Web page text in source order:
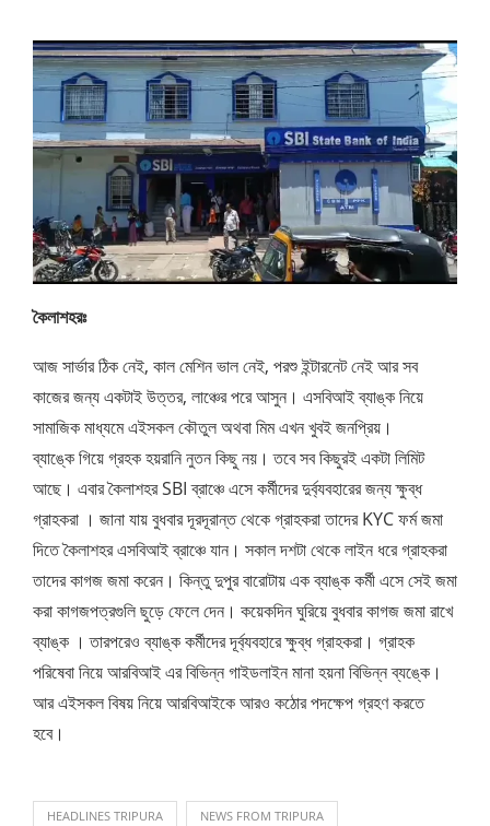
কৈলাশহরঃ
আজ সার্ভার ঠিক নেই, কাল মেশিন ভাল নেই, পরশু ইন্টারনেট নেই আর সব
কাজের জন্য একটাই উত্তর, লাঞ্চের পরে আসুন। এসবিআই ব্যাঙ্ক নিয়ে
সামাজিক মাধ্যমে এইসকল কৌতুল অথবা মিম এখন খুবই জনপ্রিয়।
ব্যাঙ্কে গিয়ে গ্রহক হয়রানি নুতন কিছু নয়। তবে সব কিছুরই একটা লিমিট
আছে। এবার কৈলাশহর SBI ব্রাঞ্চে এসে কর্মীদের দুর্ব্যবহারের জন্য ক্ষুব্ধ
গ্রাহকরা । জানা যায় বুধবার দূরদূরান্ত থেকে গ্রাহকরা তাদের KYC ফর্ম জমা
দিতে কৈলাশহর এসবিআই ব্রাঞ্চে যান। সকাল দশটা থেকে লাইন ধরে গ্রাহকরা
তাদের কাগজ জমা করেন। কিন্তু দুপুর বারোটায় এক ব্যাঙ্ক কর্মী এসে সেই জমা
করা কাগজপত্রগুলি ছুড়ে ফেলে দেন। কয়েকদিন ঘুরিয়ে বুধবার কাগজ জমা রাখে
ব্যাঙ্ক । তারপরেও ব্যাঙ্ক কর্মীদের দূর্ব্যবহারে ক্ষুব্ধ গ্রাহকরা। গ্রাহক
পরিষেবা নিয়ে আরবিআই এর বিভিন্ন গাইডলাইন মানা হয়না বিভিন্ন ব্যঙ্কে।
আর এইসকল বিষয় নিয়ে আরবিআইকে আরও কঠোর পদক্ষেপ গ্রহণ করতে
হবে।
HEADLINES TRIPURA NEWS FROM TRIPURA